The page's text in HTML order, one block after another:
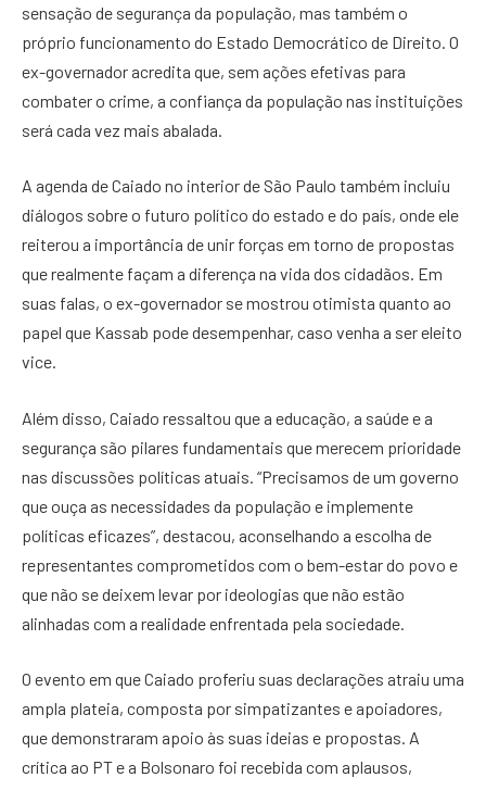
sensação de segurança da população, mas também o
próprio funcionamento do Estado Democrático de Direito. O
ex-governador acredita que, sem ações efetivas para
combater o crime, a confiança da população nas instituições
será cada vez mais abalada.
A agenda de Caiado no interior de São Paulo também incluiu
diálogos sobre o futuro político do estado e do país, onde ele
reiterou a importância de unir forças em torno de propostas
que realmente façam a diferença na vida dos cidadãos. Em
suas falas, o ex-governador se mostrou otimista quanto ao
papel que Kassab pode desempenhar, caso venha a ser eleito
vice.
Além disso, Caiado ressaltou que a educação, a saúde e a
segurança são pilares fundamentais que merecem prioridade
nas discussões políticas atuais. “Precisamos de um governo
que ouça as necessidades da população e implemente
políticas eficazes”, destacou, aconselhando a escolha de
representantes comprometidos com o bem-estar do povo e
que não se deixem levar por ideologias que não estão
alinhadas com a realidade enfrentada pela sociedade.
O evento em que Caiado proferiu suas declarações atraiu uma
ampla plateia, composta por simpatizantes e apoiadores,
que demonstraram apoio às suas ideias e propostas. A
crítica ao PT e a Bolsonaro foi recebida com aplausos,